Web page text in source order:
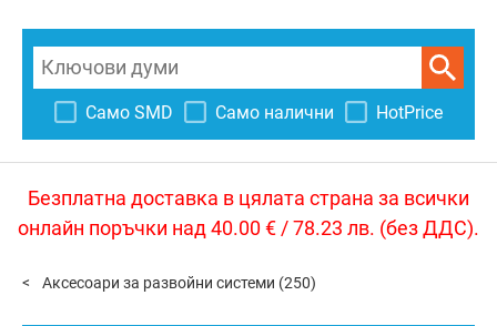
Само SMD Само налични HotPrice
Безплатна доставка в цялата страна за всички
онлайн поръчки над 40.00 € / 78.23 лв. (без ДДС).
Аксесоари за развойни системи (250)